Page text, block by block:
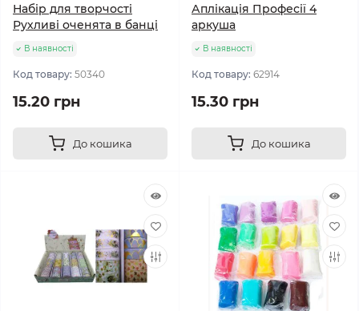
Набір для творчості
Рухливі оченята в банці
В наявності
Код товару: 50340
15.20 грн
До кошика
Аплікація Професії 4
аркуша
В наявності
Код товару: 62914
15.30 грн
До кошика